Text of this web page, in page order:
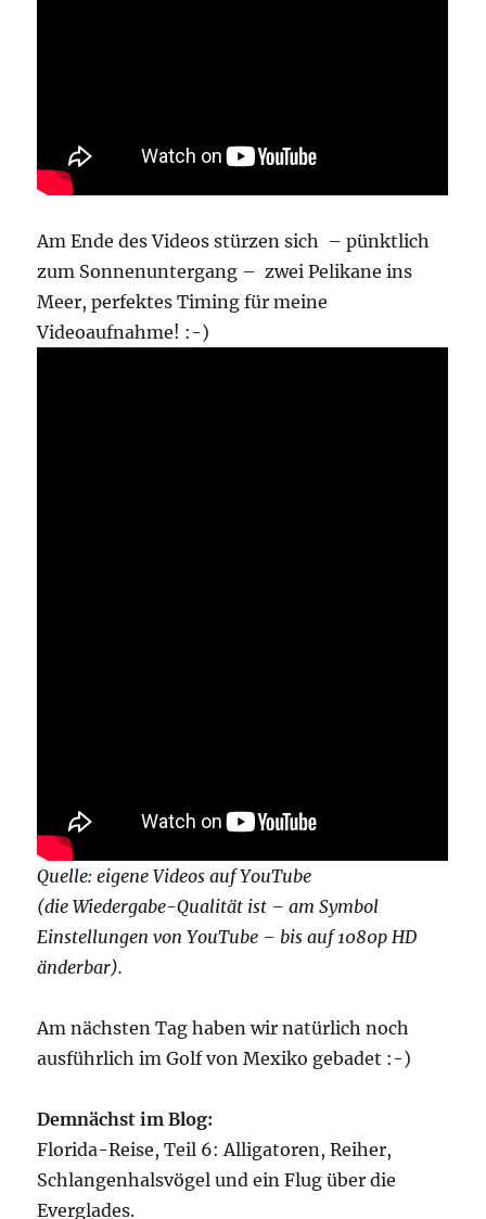
Am Ende des Videos stürzen sich – pünktlich
zum Sonnenuntergang – zwei Pelikane ins
Meer, perfektes Timing für meine
Videoaufnahme! :-)
Quelle: eigene Videos auf YouTube
(die Wiedergabe-Qualität ist – am Symbol
Einstellungen von YouTube – bis auf 1080p HD
änderbar).
Am nächsten Tag haben wir natürlich noch
ausführlich im Golf von Mexiko gebadet :-)
Demnächst im Blog:
Florida-Reise, Teil 6: Alligatoren, Reiher,
Schlangenhalsvögel und ein Flug über die
Everglades.